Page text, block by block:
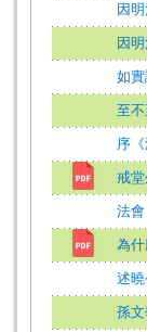
因
因
如
至
序
戒
法
為
述
孫